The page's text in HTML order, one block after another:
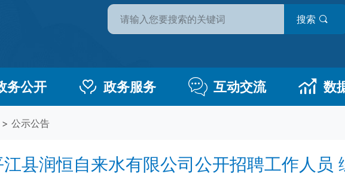
搜索
务公开 政务服务 互动交流 数
> 公示公告
县润恒自来水有限公司公开招聘工作人员